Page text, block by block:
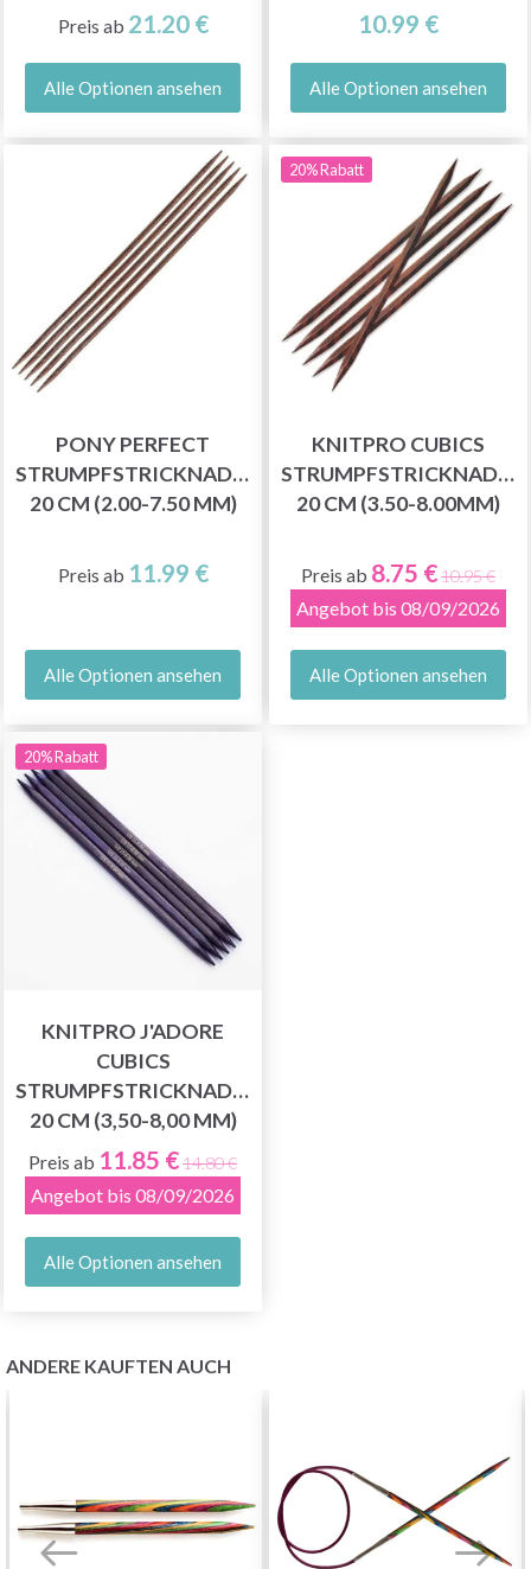
Preis ab 21.20 €
Alle Optionen ansehen
10.99 €
Alle Optionen ansehen
PONY PERFECT
STRUMPFSTRICKNADELN
20 CM (2.00-7.50 MM)
Preis ab 11.99 €
Alle Optionen ansehen
20% Rabatt
KNITPRO CUBICS
20 CM (3.50-8.00MM)
Preis ab 8.75 €10.95 €
Angebot bis 08/09/2026
Alle Optionen ansehen
20% Rabatt
KNITPRO J'ADORE
CUBICS
STRUMPFSTRICKNADELN
20 CM (3,50-8,00 MM)
Preis ab 11.85 €14.80 €
Angebot bis 08/09/2026
Alle Optionen ansehen
ANDERE KAUFTEN AUCH